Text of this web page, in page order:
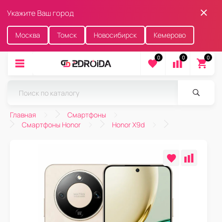
Укажите Ваш город
Москва Томск Новосибирск Кемерово
0 0 0
Главная
Смартфоны
Смартфоны Honor
Honor X9d